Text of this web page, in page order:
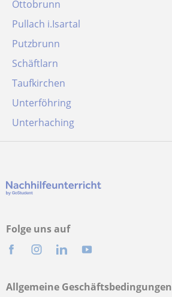
Ottobrunn
Pullach i.Isartal
Putzbrunn
Schäftlarn
Taufkirchen
Unterföhring
Unterhaching
Folge uns auf
Allgemeine Geschäftsbedingungen